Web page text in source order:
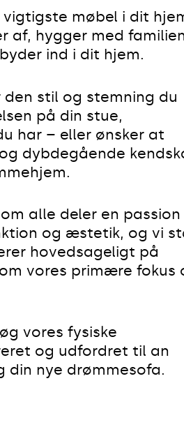
møbel i dit
af, hygger med familien
ind i dit hjem.
stil og stemning du
på din stue,
har – eller ønsker at
dybdegående
alle deler en passion
og æstetik, og vi
hovedsageligt på
vores primære fokus
vores fysiske
og udfordret til an
nye drømmesofa.